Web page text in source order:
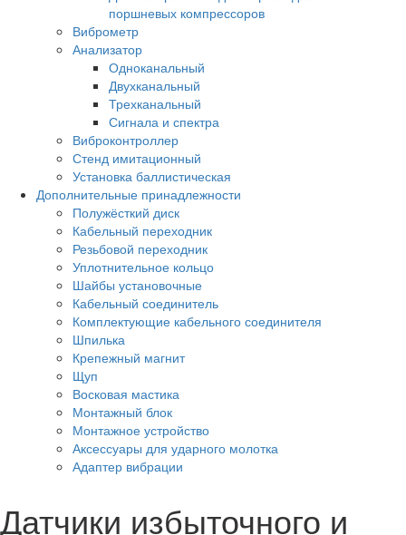
поршневых компрессоров
Виброметр
Анализатор
Одноканальный
Двухканальный
Трехканальный
Сигнала и спектра
Виброконтроллер
Стенд имитационный
Установка баллистическая
Дополнительные принадлежности
Полужёсткий диск
Кабельный переходник
Резьбовой переходник
Уплотнительное кольцо
Шайбы установочные
Кабельный соединитель
Комплектующие кабельного соединителя
Шпилька
Крепежный магнит
Щуп
Восковая мастика
Монтажный блок
Монтажное устройство
Аксессуары для ударного молотка
Адаптер вибрации
Датчики избыточного и